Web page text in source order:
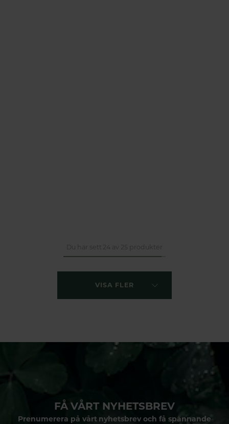
Du har sett 24 av 25 produkter
VISA FLER
FÅ VÅRT NYHETSBREV
Prenumerera på vårt nyhetsbrev och få spännande